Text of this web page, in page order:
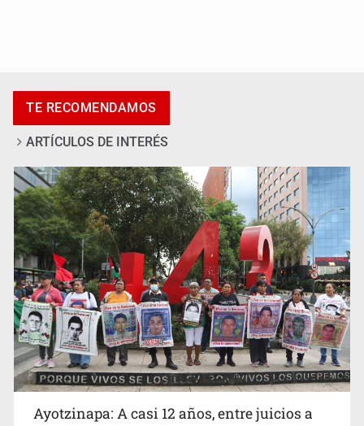
Fallece Jorge Messi, padre del astro argentino
México vence a Canadá, pasa a la final y obtiene el
boleto a los Juegos Olímpicos
TE RECOMENDAMOS
ARTÍCULOS DE INTERÉS
Ayotzinapa: A casi 12 años, entre juicios a